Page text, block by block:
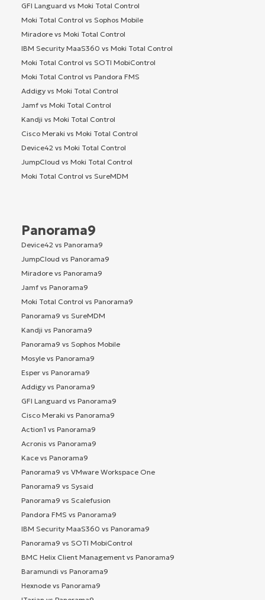
GFI Languard vs Moki Total Control
Moki Total Control vs Sophos Mobile
Miradore vs Moki Total Control
IBM Security MaaS360 vs Moki Total Control
Moki Total Control vs SOTI MobiControl
Moki Total Control vs Pandora FMS
Addigy vs Moki Total Control
Jamf vs Moki Total Control
Kandji vs Moki Total Control
Cisco Meraki vs Moki Total Control
Device42 vs Moki Total Control
JumpCloud vs Moki Total Control
Moki Total Control vs SureMDM
Panorama9
Device42 vs Panorama9
JumpCloud vs Panorama9
Miradore vs Panorama9
Jamf vs Panorama9
Moki Total Control vs Panorama9
Panorama9 vs SureMDM
Kandji vs Panorama9
Panorama9 vs Sophos Mobile
Mosyle vs Panorama9
Esper vs Panorama9
Addigy vs Panorama9
GFI Languard vs Panorama9
Cisco Meraki vs Panorama9
Action1 vs Panorama9
Acronis vs Panorama9
Kace vs Panorama9
Panorama9 vs VMware Workspace One
Panorama9 vs Sysaid
Panorama9 vs Scalefusion
Pandora FMS vs Panorama9
IBM Security MaaS360 vs Panorama9
Panorama9 vs SOTI MobiControl
BMC Helix Client Management vs Panorama9
Baramundi vs Panorama9
Hexnode vs Panorama9